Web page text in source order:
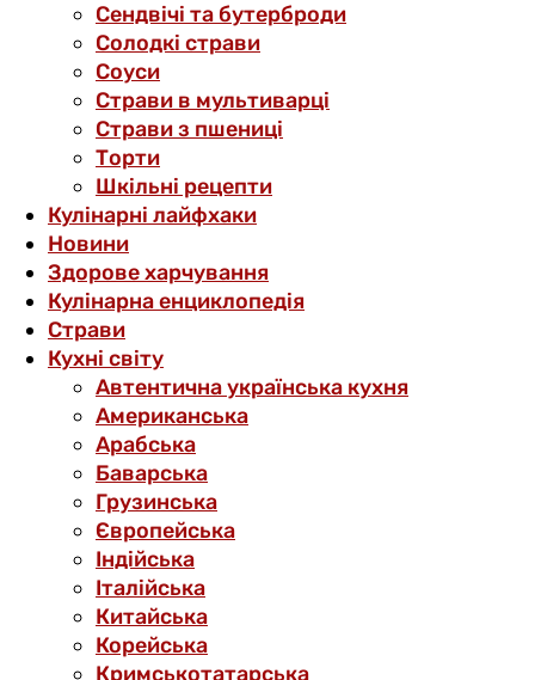
Сендвічі та бутерброди
Солодкі страви
Соуси
Страви в мультиварці
Страви з пшениці
Торти
Шкільні рецепти
Кулінарні лайфхаки
Новини
Здорове харчування
Кулінарна енциклопедія
Страви
Кухні світу
Автентична українська кухня
Американська
Арабська
Баварська
Грузинська
Європейська
Індійська
Італійська
Китайська
Корейська
Кримськотатарська